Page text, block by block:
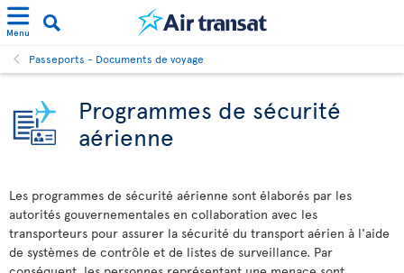
Menu
Passeports - Documents de voyage
Programmes de sécurité
aérienne
Les programmes de sécurité aérienne sont élaborés par les
autorités gouvernementales en collaboration avec les
transporteurs pour assurer la sécurité du transport aérien à l'aide
de systèmes de contrôle et de listes de surveillance. Par